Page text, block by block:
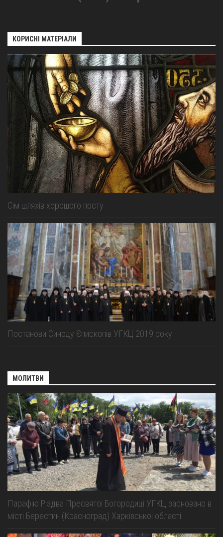
КОРИСНІ МАТЕРІАЛИ
Сім шляхів хорошого посту
Постанови Синоду Єпископів УГКЦ 2019 року
МОЛИТВИ
Парафію Різдва Пресвятої Богородиці УГКЦ засновано в
місті Берестин (Красноград) Харківської області